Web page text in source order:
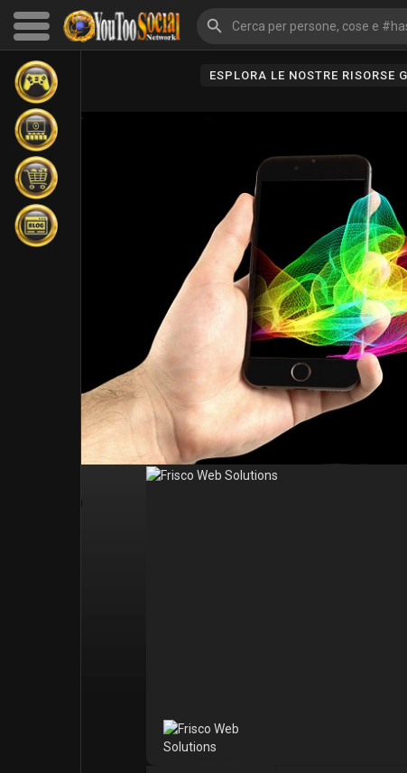
Sfoglia gli eventi
Esplorare
Post popolari Giochi
ESPLORA LE NOSTRE RISORSE